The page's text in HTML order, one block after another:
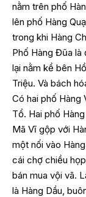
nằm trên phố
lên phố Hàng
trong khi Hàng
Phố Hàng Đũa là
lại nằm kề bên
Triệu. Và bách
Có hai phố Hàng
Tổ. Hai phố
Mã Vĩ gộp với
một nối vào
cái chợ chiều
bán mua vội vã.
là Hàng Dầu,